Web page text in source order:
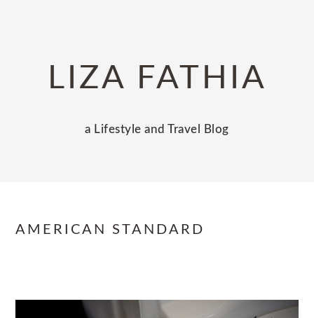
navigationLIZA FATHIA
a Lifestyle and Travel Blog
AMERICAN STANDARD